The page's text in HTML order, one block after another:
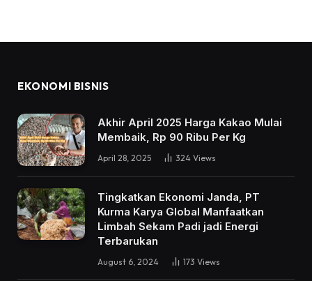
EKONOMI BISNIS
Akhir April 2025 Harga Kakao Mulai
Membaik, Rp 90 Ribu Per Kg
April 28, 2025 324 Views
Tingkatkan Ekonomi Janda, PT
Kurma Karya Global Manfaatkan
Limbah Sekam Padi jadi Energi
Terbarukan
August 6, 2024 173 Views